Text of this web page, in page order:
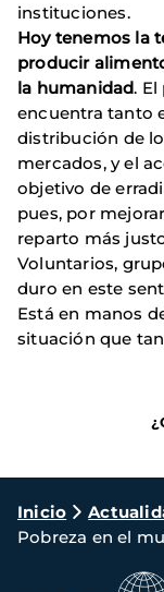
instituciones.
Hoy tenemos la
producir
la humanidad.
encuentra tanto
distribución de
mercados, y el
objetivo de
pues, por
reparto más
Voluntarios,
duro en este
Está en manos
situación que
Ruta
de
Inicio
Pobreza en el